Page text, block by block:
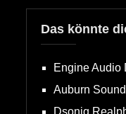
Das könnte
Engine Audio
Auburn
Dsoniq